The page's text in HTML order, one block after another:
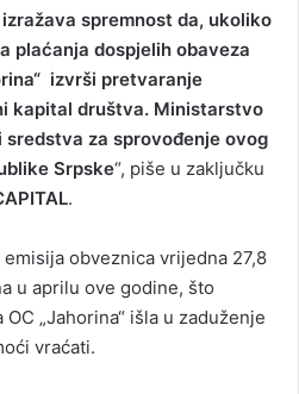
spremnost da, ukoliko
plaćanja dospjelih obaveza
izvrši pretvaranje
kapital društva. Ministarstvo
za sprovođenje ovog
Srpske“, piše u zaključku
.
obveznica vrijedna 27,8
u aprilu ove godine, što
„Jahorina“ išla u zaduženje
vraćati.